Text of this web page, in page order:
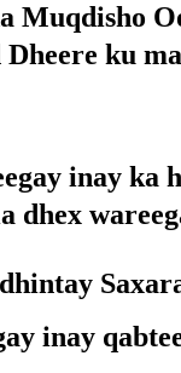
Muqdisho
ku
inay ka
inay